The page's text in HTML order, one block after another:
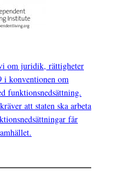
om juridik, rättigheter
konventionen om
funktionsnedsättning.
att staten ska arbeta
får